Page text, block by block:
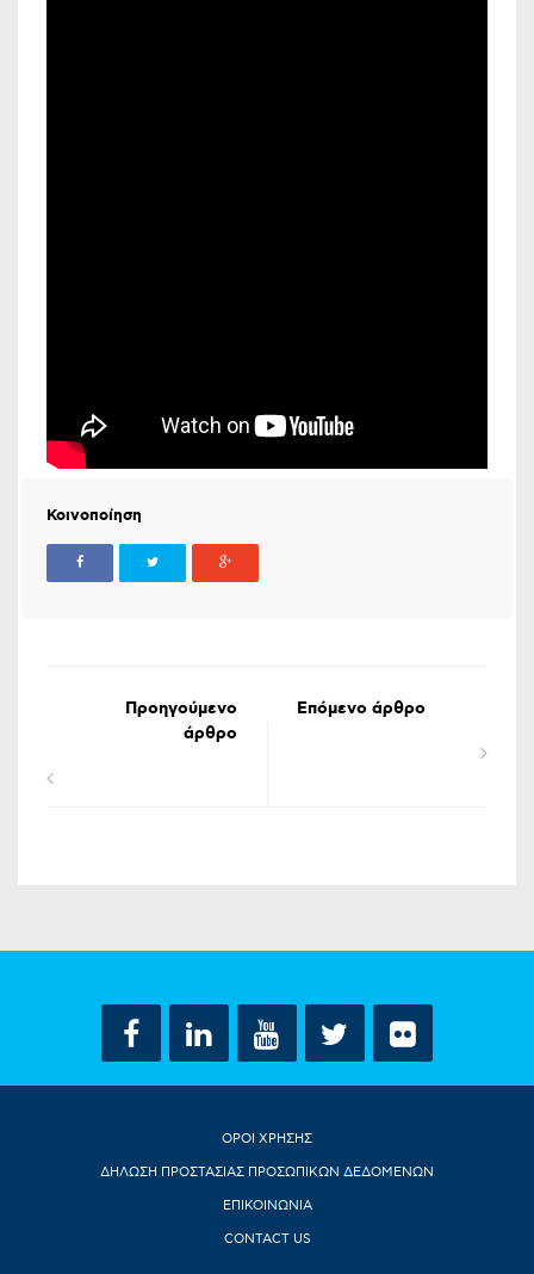
Κοινοποίηση
Προηγούμενο
άρθρο
Επόμενο άρθρο
ΟΡΟΙ ΧΡΗΣΗΣ
ΔΗΛΩΣΗ ΠΡΟΣΤΑΣΙΑΣ ΠΡΟΣΩΠΙΚΩΝ ΔΕΔΟΜΕΝΩΝ
ΕΠΙΚΟΙΝΩΝΙΑ
CONTACT US